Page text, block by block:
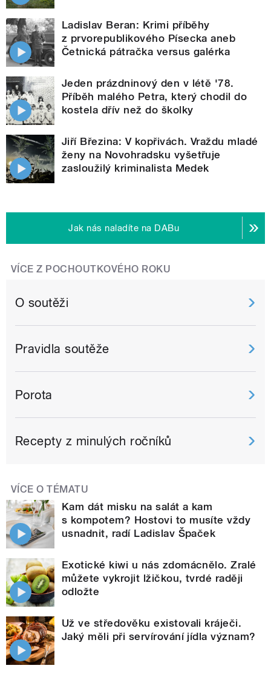
Ladislav Beran: Krimi příběhy
z prvorepublikového Písecka aneb
Četnická pátračka versus galérka
Jeden prázdninový den v létě '78.
Příběh malého Petra, který chodil do
kostela dřív než do školky
Jiří Březina: V kopřivách. Vraždu mladé
ženy na Novohradsku vyšetřuje
zasloužilý kriminalista Medek
Jak nás naladíte na DABu
VÍCE Z POCHOUTKOVÉHO ROKU
O soutěži
Pravidla soutěže
Porota
Recepty z minulých ročníků
VÍCE O TÉMATU
Kam dát misku na salát a kam
s kompotem? Hostovi to musíte vždy
usnadnit, radí Ladislav Špaček
Exotické kiwi u nás zdomácnělo. Zralé
můžete vykrojit lžičkou, tvrdé raději
odložte
Už ve středověku existovali kráječi.
Jaký měli při servírování jídla význam?